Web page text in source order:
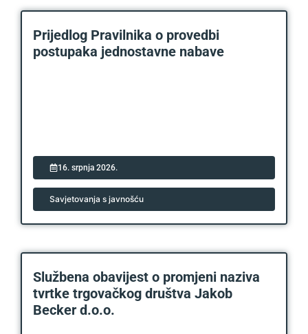
Prijedlog Pravilnika o provedbi
postupaka jednostavne nabave
16. srpnja 2026.
Savjetovanja s javnošću
Službena obavijest o promjeni naziva
tvrtke trgovačkog društva Jakob
Becker d.o.o.